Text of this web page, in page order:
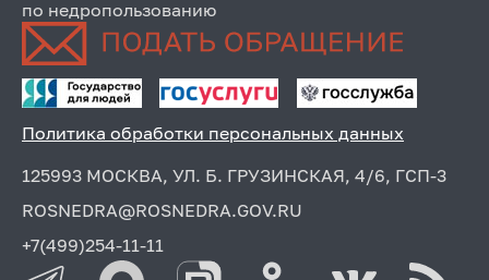
по недропользованию
Политика обработки персональных данных
125993 МОСКВА, УЛ. Б. ГРУЗИНСКАЯ, 4/6, ГСП-3
ROSNEDRA@ROSNEDRA.GOV.RU
+7(499)254-11-11